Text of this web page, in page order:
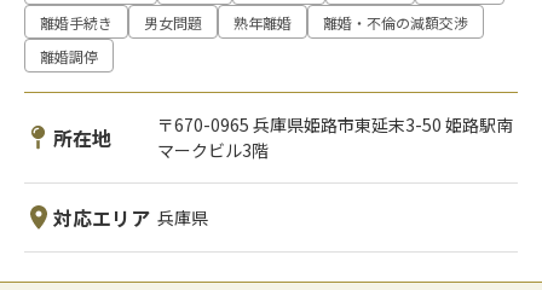
離婚手続き
男女問題 熟年離婚
離婚・不倫の減額交渉
離婚調停
所在地
〒670-0965 兵庫県姫路市東延末3-50 姫路駅南
マークビル3階
対応エリア 兵庫県